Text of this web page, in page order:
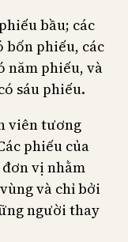
bầu; các
bốn phiếu, các
năm phiếu, và
sáu phiếu.
viên tương
phiếu của
vị nhằm
và chỉ bởi
người thay